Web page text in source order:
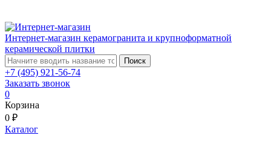
Интернет-магазин керамогранита и крупноформатной
керамической плитки
Поиск
+7 (495) 921-56-74
Заказать звонок
0
Корзина
0 ₽
Каталог